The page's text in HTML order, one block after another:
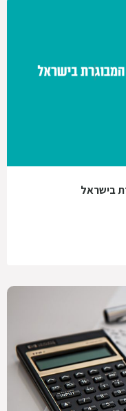
בישראל